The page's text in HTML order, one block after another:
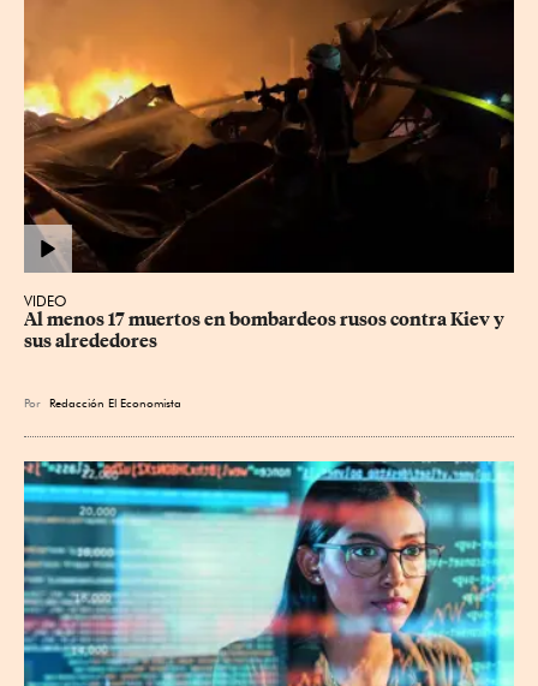
VIDEO
Al menos 17 muertos en bombardeos rusos contra Kiev y
sus alrededores
Por Redacción El Economista